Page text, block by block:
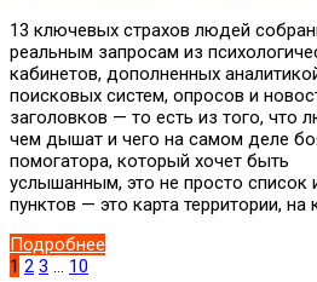
13 ключевых страхов людей
реальным запросам из
кабинетов, дополненных
поисковых систем, опросов и
заголовков — то есть из того, что
чем дышат и чего на самом деле
помогатора, который хочет быть
услышанным, это не просто список
пунктов — это карта территории, на
Подробнее
1 2 3 … 10